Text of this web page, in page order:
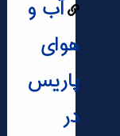
آب و
هوای
پاریس
در